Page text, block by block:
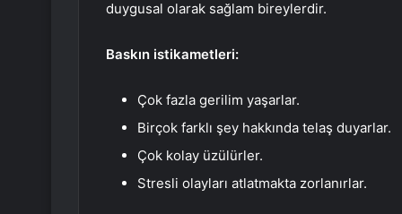
duygusal olarak sağlam bireylerdir.
Baskın istikametleri:
Çok fazla gerilim yaşarlar.
Birçok farklı şey hakkında telaş duyarlar.
Çok kolay üzülürler.
Stresli olayları atlatmakta zorlanırlar.